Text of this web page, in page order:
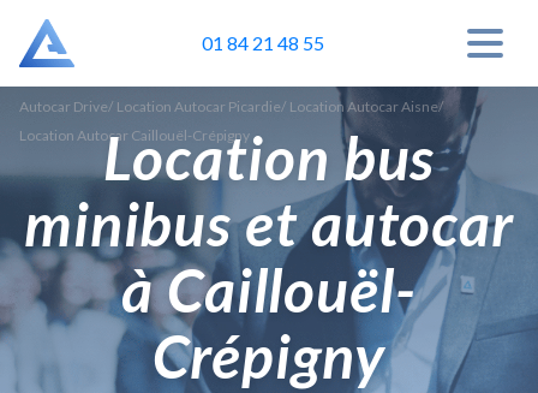
01 84 21 48 55
Autocar Drive/ Location Autocar Picardie/ Location Autocar Aisne/
Location Autocar Caillouël-Crépigny
Location bus
minibus et autocar
à Caillouël-
Crépigny